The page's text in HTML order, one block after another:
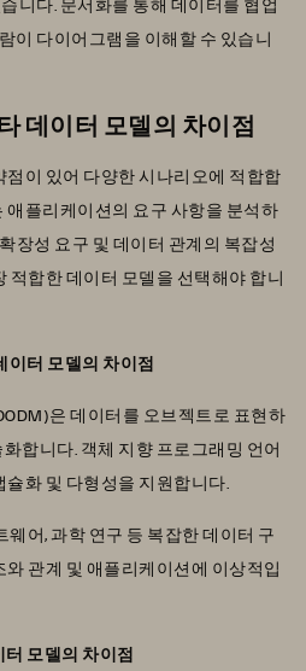
니다. 문서화를 통해 데이터를 협업
이 다이어그램을 이해할 수 있습니
데이터 모델의 차이점
이 있어 다양한 시나리오에 적합합
애플리케이션의 요구 사항을 분석하
장성 요구 및 데이터 관계의 복잡성
적합한 데이터 모델을 선택해야 합니
이터 모델의 차이점
은 데이터를 오브젝트로 표현하
합니다. 객체 지향 프로그래밍 언어
슐화 및 다형성을 지원합니다.
웨어, 과학 연구 등 복잡한 데이터 구
관계 및 애플리케이션에 이상적입
터 모델의 차이점